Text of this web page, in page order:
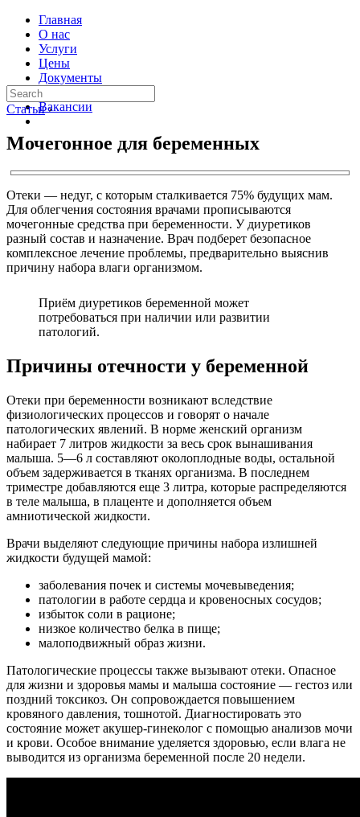
Главная
О нас
Услуги
Цены
Документы
Контакты
Вакансии
Статьи ›
Мочегонное для беременных
Отеки — недуг, с которым сталкивается 75% будущих мам.
Для облегчения состояния врачами прописываются
мочегонные средства при беременности. У диуретиков
разный состав и назначение. Врач подберет безопасное
комплексное лечение проблемы, предварительно выяснив
причину набора влаги организмом.
Приём диуретиков беременной может
потребоваться при наличии или развитии
патологий.
Причины отечности у беременной
Отеки при беременности возникают вследствие
физиологических процессов и говорят о начале
патологических явлений. В норме женский организм
набирает 7 литров жидкости за весь срок вынашивания
малыша. 5—6 л составляют околоплодные воды, остальной
объем задерживается в тканях организма. В последнем
триместре добавляются еще 3 литра, которые распределяются
в теле малыша, в плаценте и дополняется объем
амниотической жидкости.
Врачи выделяют следующие причины набора излишней
жидкости будущей мамой:
заболевания почек и системы мочевыведения;
патологии в работе сердца и кровеносных сосудов;
избыток соли в рационе;
низкое количество белка в пище;
малоподвижный образ жизни.
Патологические процессы также вызывают отеки. Опасное
для жизни и здоровья мамы и малыша состояние — гестоз или
поздний токсикоз. Он сопровождается повышением
кровяного давления, тошнотой. Диагностировать это
состояние может акушер-гинеколог с помощью анализов мочи
и крови. Особое внимание уделяется здоровью, если влага не
выводится из организма беременной после 20 недели.